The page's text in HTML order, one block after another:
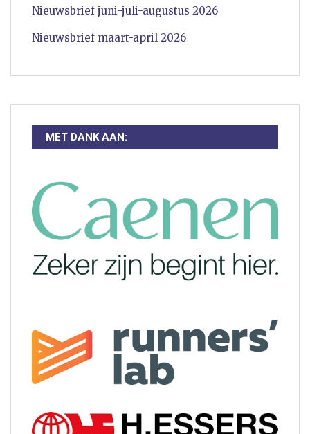
Nieuwsbrief juni-juli-augustus 2026
Nieuwsbrief maart-april 2026
MET DANK AAN: